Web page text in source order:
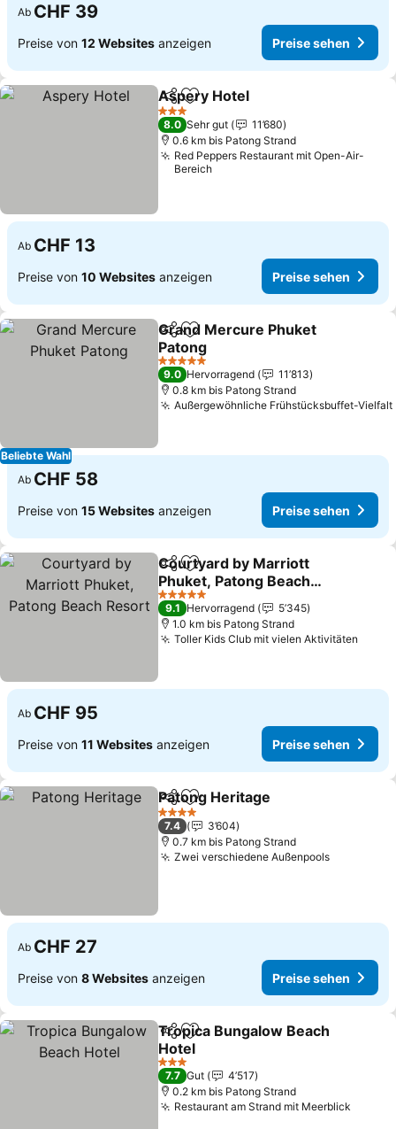
Ab CHF 39
Preise von 12 Websites anzeigen Preise sehen
TeilenZu Favoriten hinzufügen
Aspery Hotel
3 Sterne
8.0 Sehr gut
11’680
0.6 km bis Patong Strand
Red Peppers Restaurant mit Open-Air-
Bereich
Ab CHF 13
Preise von 10 Websites anzeigen Preise sehen
Beliebte Wahl
TeilenZu Favoriten hinzufügen
Grand Mercure Phuket
Patong
Preise sehen
5 Sterne
9.0 Hervorragend
11’813
0.8 km bis Patong Strand
Außergewöhnliche Frühstücksbuffet-Vielfalt
Ab CHF 58
Preise von 15 Websites anzeigen Preise sehen
TeilenZu Favoriten hinzufügen
Courtyard by Marriott
Phuket, Patong Beach
Resort
Preise sehen
5 Sterne
9.1 Hervorragend
5’345
1.0 km bis Patong Strand
Toller Kids Club mit vielen Aktivitäten
Ab CHF 95
Preise von 11 Websites anzeigen Preise sehen
TeilenZu Favoriten hinzufügen
Patong Heritage
4 Sterne
7.4
3’604
0.7 km bis Patong Strand
Zwei verschiedene AußenpoolsPreise
Ab CHF 27
Preise von 8 Websites anzeigen Preise sehen
TeilenZu Favoriten hinzufügen
Tropica Bungalow Beach
Hotel
Preise sehen
3 Sterne
7.7 Gut
4’517
0.2 km bis Patong Strand
Restaurant am Strand mit Meerblick